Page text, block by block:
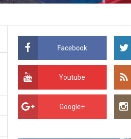
Facebook
Youtube
Google+